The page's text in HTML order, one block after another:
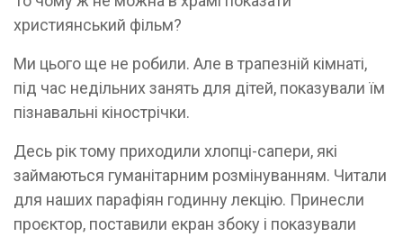
християнський фільм?
Ми цього ще не робили. Але в трапезній кімнаті,
під час недільних занять для дітей, показували їм
пізнавальні кінострічки.
Десь рік тому приходили хлопці-сапери, які
займаються гуманітарним розмінуванням. Читали
для наших парафіян годинну лекцію. Принесли
проєктор, поставили екран збоку і показували